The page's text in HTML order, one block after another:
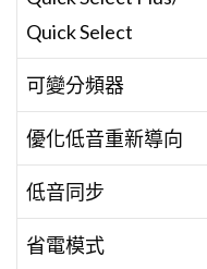
Quick Select
可變分頻器
優化低音重新導向
低音同步
省電模式